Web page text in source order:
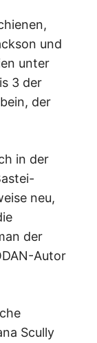
und
unter
3 der
der
in der
neu,
der
Autor
Scully